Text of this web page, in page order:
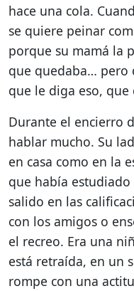
hace una cola.
se quiere peinar
porque su mamá la
que quedaba… pero
que le diga eso,
Durante el encierro
hablar mucho. Su
en casa como en la
que había
salido en las
con los amigos o
el recreo. Era una
está retraída, en un
rompe con una